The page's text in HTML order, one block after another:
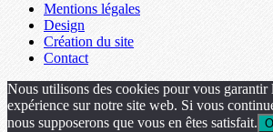
Mentions légales
Design
Création du site
Contact
Nous utilisons des cookies pour vous garantir
expérience sur notre site web. Si vous
nous supposerons que vous en êtes satisfait.